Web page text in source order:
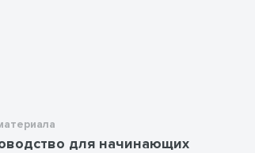
для начинающих